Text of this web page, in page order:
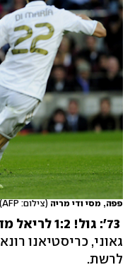
פפה, מסי ודי מריה (צילום: AFP)
73': גול! 1:2 לריאל מדריד.
גאוני, כריסטיאנו
לרשת.